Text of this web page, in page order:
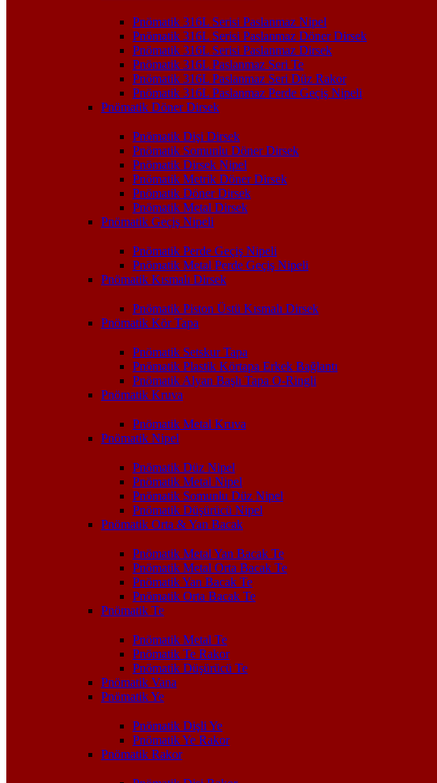
Pnömatik 316L Serisi Paslanmaz Nipel
Pnömatik 316L Serisi Paslanmaz Döner Dirsek
Pnömatik 316L Serisi Paslanmaz Dirsek
Pnömatik 316L Paslanmaz Seri Te
Pnömatik 316L Paslanmaz Seri Düz Rakor
Pnömatik 316L Paslanmaz Perde Geçiş Nipeli
Pnömatik Döner Dirsek
Pnömatik Dişi Dirsek
Pnömatik Somunlu Döner Dirsek
Pnömatik Dirsek Nipel
Pnömatik Metrik Döner Dirsek
Pnömatik Döner Dirsek
Pnömatik Metal Dirsek
Pnömatik Geçiş Nipeli
Pnömatik Perde Geçiş Nipeli
Pnömatik Metal Perde Geçiş Nipeli
Pnömatik Kısmalı Dirsek
Pnömatik Piston Üstü Kısmalı Dirsek
Pnömatik Kör Tapa
Pnömatik Setskur Tapa
Pnömatik Plastik Körtapa Erkek Bağlantı
Pnömatik Alyan Başlı Tapa O-Ringli
Pnömatik Kruva
Pnömatik Metal Kruva
Pnömatik Nipel
Pnömatik Düz Nipel
Pnömatik Metal Nipel
Pnömatik Somunlu Düz Nipel
Pnömatik Düşürücü Nipel
Pnömatik Orta & Yan Bacak
Pnömatik Metal Yan Bacak Te
Pnömatik Metal Orta Bacak Te
Pnömatik Yan Bacak Te
Pnömatik Orta Bacak Te
Pnömatik Te
Pnömatik Metal Te
Pnömatik Te Rakor
Pnömatik Düşürücü Te
Pnömatik Vana
Pnömatik Ye
Pnömatik Dişli Ye
Pnömatik Ye Rakor
Pnömatik Rakor